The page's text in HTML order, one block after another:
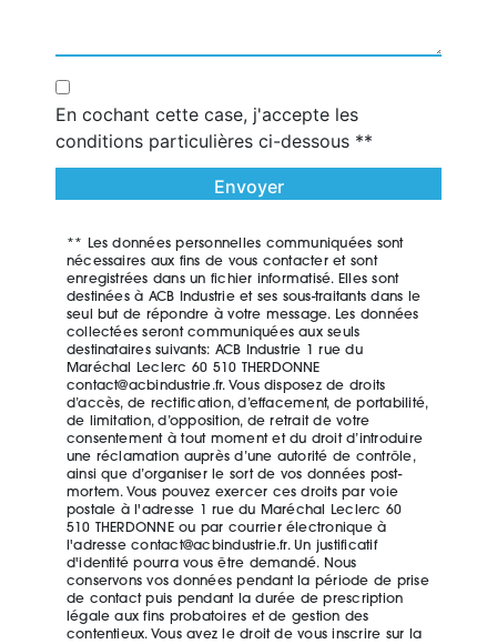
En cochant cette case, j'accepte les
conditions particulières ci-dessous **
Envoyer
** Les données personnelles communiquées sont
nécessaires aux fins de vous contacter et sont
enregistrées dans un fichier informatisé. Elles sont
destinées à ACB Industrie et ses sous-traitants dans le
seul but de répondre à votre message. Les données
collectées seront communiquées aux seuls
destinataires suivants: ACB Industrie 1 rue du
Maréchal Leclerc 60 510 THERDONNE
contact@acbindustrie.fr. Vous disposez de droits
d’accès, de rectification, d’effacement, de portabilité,
de limitation, d’opposition, de retrait de votre
consentement à tout moment et du droit d’introduire
une réclamation auprès d’une autorité de contrôle,
ainsi que d’organiser le sort de vos données post-
mortem. Vous pouvez exercer ces droits par voie
postale à l'adresse 1 rue du Maréchal Leclerc 60
510 THERDONNE ou par courrier électronique à
l'adresse contact@acbindustrie.fr. Un justificatif
d'identité pourra vous être demandé. Nous
conservons vos données pendant la période de prise
de contact puis pendant la durée de prescription
légale aux fins probatoires et de gestion des
contentieux. Vous avez le droit de vous inscrire sur la